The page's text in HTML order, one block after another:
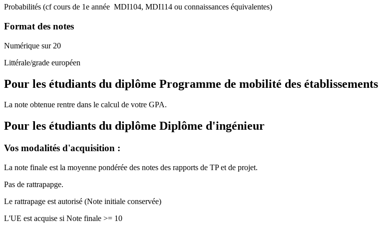
Probabilités (cf cours de 1e année MDI104, MDI114 ou connaissances équivalentes)
Format des notes
Numérique sur 20
Littérale/grade européen
Pour les étudiants du diplôme Programme de mobilité des
La note obtenue rentre dans le calcul de votre GPA.
Pour les étudiants du diplôme Diplôme d'ingénieur
Vos modalités d'acquisition :
La note finale est la moyenne pondérée des notes des rapports de TP et de projet.
Pas de rattrapapge.
Le rattrapage est autorisé (Note initiale conservée)
L'UE est acquise si Note finale >= 10